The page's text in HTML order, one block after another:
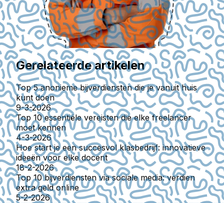
Gerelateerde artikelen
Top 5 anonieme bijverdiensten die je vanuit huis
kunt doen
9-3-2026
Top 10 essentiële vereisten die elke freelancer
moet kennen
4-3-2026
Hoe start je een succesvol klasbedrijf: innovatieve
ideeën voor elke docent
18-2-2026
Top 10 bijverdiensten via sociale media: verdien
extra geld online
5-2-2026